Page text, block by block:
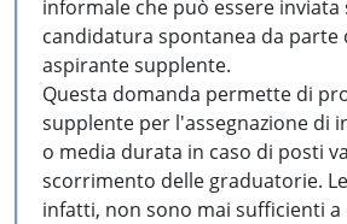
informale che può essere
candidatura spontanea da parte
aspirante supplente.
Questa domanda permette di
supplente per l'assegnazione di
o media durata in caso di posti
scorrimento delle graduatorie.
infatti, non sono mai sufficienti